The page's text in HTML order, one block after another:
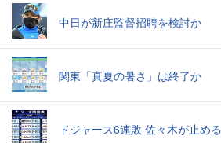
中日が新庄監督招聘を検討か
関東「真夏の暑さ」は終了か
ドジャース6連敗 佐々木が止める